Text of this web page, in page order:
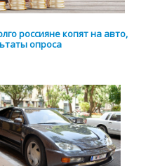
россияне копят на авто,
опроса